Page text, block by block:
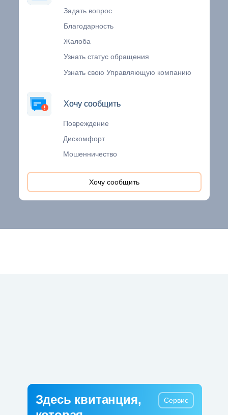
Благодарность
Узнать свою Управляющую компанию
Узнать статус обращения
Жалоба
Хочу сообщить
Хочу сообщить
Задать вопрос
Дискомфорт
Мошенничество
Повреждение
Хочу сообщить
Здесь квитанция,
Сервис